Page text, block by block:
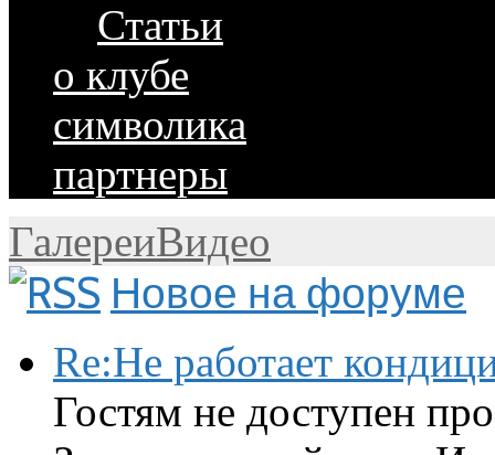
Статьи
о клубе
символика
партнеры
ГалереиВидео
Новое на форуме
Re:Не работает
Гостям не доступен